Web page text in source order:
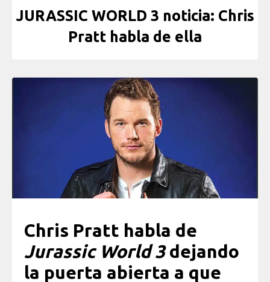
JURASSIC WORLD 3 noticia: Chris
Pratt habla de ella
Chris Pratt habla de
Jurassic World 3dejando
la puerta abierta a que